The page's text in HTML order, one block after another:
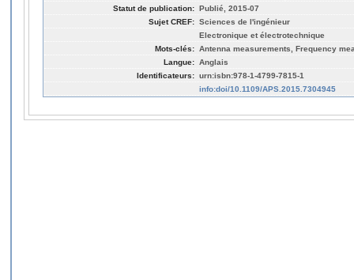
Statut de publication: Publié, 2015-07
Sujet CREF: Sciences de l'ingénieur
Electronique et électrotechnique
Mots-clés: Antenna measurements, Frequency
Langue: Anglais
Identificateurs: urn:isbn:978-1-4799-7815-1
info:doi/10.1109/APS.2015.7304945